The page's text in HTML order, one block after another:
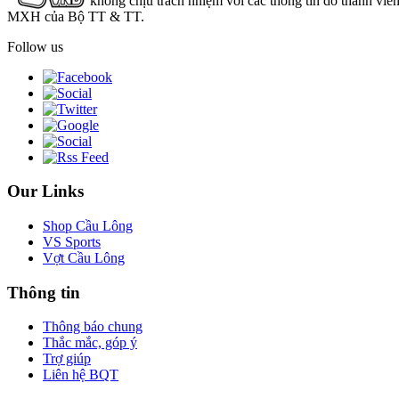
MXH của Bộ TT & TT.
Follow us
Our Links
Shop Cầu Lông
VS Sports
Vợt Cầu Lông
Thông tin
Thông báo chung
Thắc mắc, góp ý
Trợ giúp
Liên hệ BQT